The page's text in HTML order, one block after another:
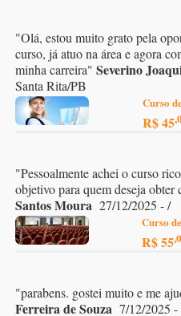
"Olá, estou muito grato pela
curso, já atuo na área e agora
minha carreira" Severino
Santa Rita/PB
Curso
R$ 45
"Pessoalmente achei o curso
objetivo para quem deseja obter
Santos Moura 27/12/2025 - /
Curso
R$ 55
"parabens. gostei muito e me
Ferreira de Souza 7/12/2025